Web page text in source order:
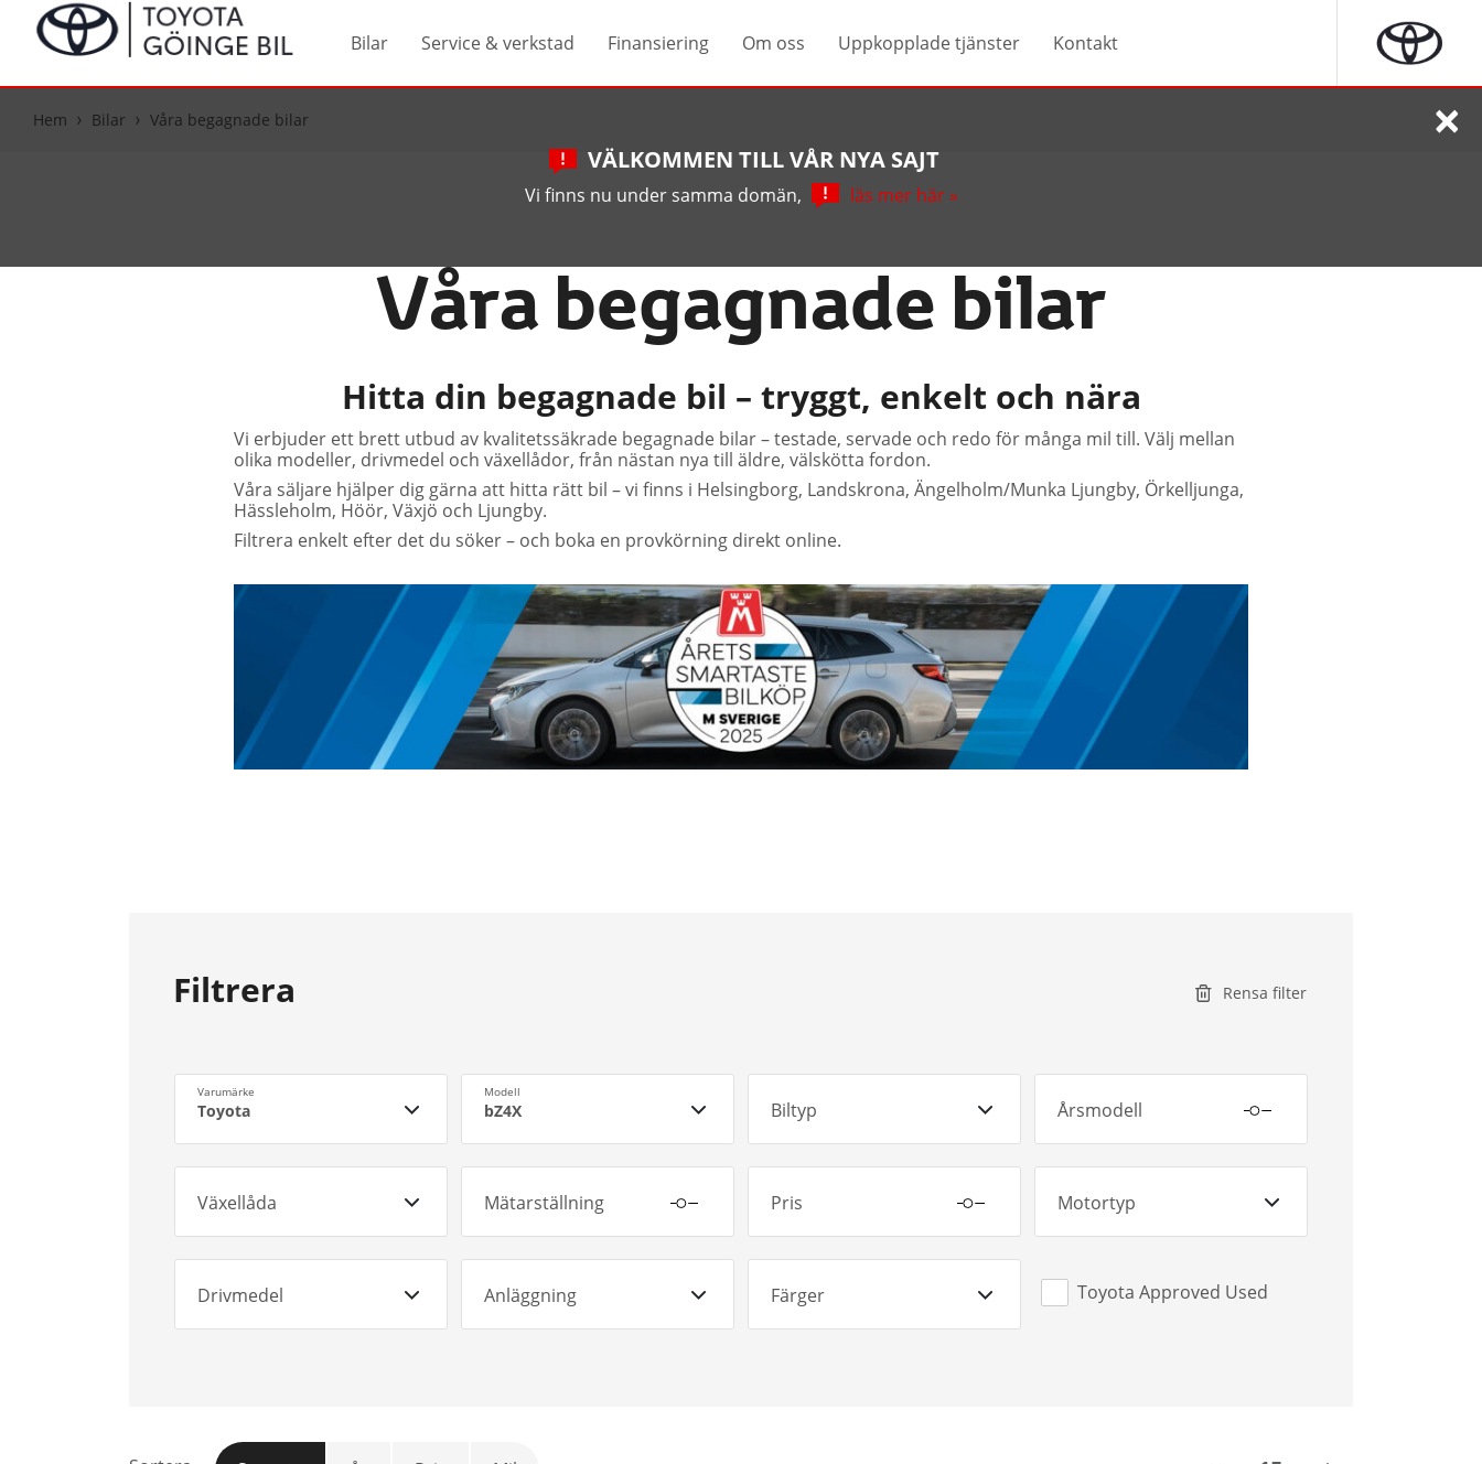
Bilar Service & verkstad Finansiering Om oss Uppkopplade tjänster Kontakt
Hem Bilar Våra begagnade bilar
VÄLKOMMEN TILL VÅR NYA SAJT
Vi finns nu under samma domän, läs mer här »
×
Våra begagnade bilar
Hitta din begagnade bil – tryggt, enkelt och nära
Vi erbjuder ett brett utbud av kvalitetssäkrade begagnade bilar – testade, servade och redo för många mil till. Välj mellan
olika modeller, drivmedel och växellådor, från nästan nya till äldre, välskötta fordon.
Våra säljare hjälper dig gärna att hitta rätt bil – vi finns i Helsingborg, Landskrona, Ängelholm/Munka Ljungby, Örkelljunga,
Hässleholm, Höör, Växjö och Ljungby.
Filtrera enkelt efter det du söker – och boka en provkörning direkt online.
Filtrera Rensa filter
Varumärke
Toyota
Modell
bZ4X Biltyp Årsmodell
Växellåda Mätarställning Pris Motortyp
Drivmedel Anläggning Färger Toyota Approved Used